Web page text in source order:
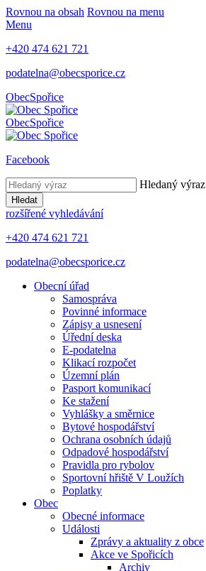
Rovnou na obsah Rovnou na menu
Menu
+420 474 621 721
podatelna@obecsporice.cz
ObecSpořice
ObecSpořice
Facebook
Hledaný výraz
Hledat
rozšířené vyhledávání
+420 474 621 721
podatelna@obecsporice.cz
Obecní úřad
Samospráva
Povinné informace
Zápisy a usnesení
Úřední deska
E-podatelna
Klikací rozpočet
Územní plán
Pasport komunikací
Ke stažení
Vyhlášky a směrnice
Bytové hospodářství
Ochrana osobních údajů
Odpadové hospodářství
Pravidla pro rybolov
Sportovní hřiště V Loužích
Poplatky
Obec
Obecné informace
Události
Zprávy a aktuality z obce
Akce ve Spořicích
Archiv